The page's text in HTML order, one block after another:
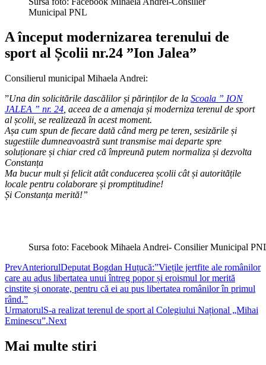
Municipal PNL
A început modernizarea terenului de
sport al Școlii nr.24 ”Ion Jalea”
Consilierul municipal Mihaela Andrei:
”Una din solicitările dascălilor și părinților de la Scoala ” ION
JALEA ” nr. 24 , aceea de a amenaja și moderniza terenul de sport
al școlii, se realizează în acest moment.
Așa cum spun de fiecare dată când merg pe teren, sesizările și
sugestiile dumneavoastră sunt transmise mai departe spre
soluționare și chiar cred că împreună putem normaliza și dezvolta
Constanța
Ma bucur mult și felicit atât conducerea școlii cât și autoritățile
locale pentru colaborare și promptitudine!
Și Constanța merită!”
Sursa foto: Facebook Mihaela Andrei- Consilier Municipal
PrevAnteriorulDeputat Bogdan Huțucă:”Viețile jertfite ale românilor
care au adus libertatea unui întreg popor și eroismul lor merită
cinstite și onorate, pentru că ei au pus libertatea românilor în primul
rând.”
UrmatorulS-a realizat terenul de sport al Colegiului Național „Mihai
Eminescu”.Next
Mai multe stiri